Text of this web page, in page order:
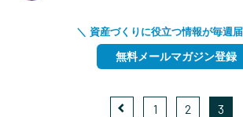
＼ 資産づくりに役立つ情報が毎週
無料メールマガジン登録
1 2 3